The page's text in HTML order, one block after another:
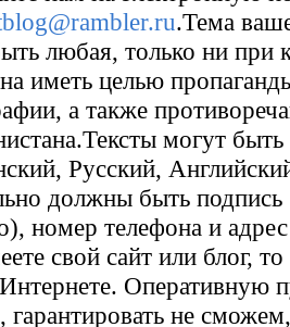
@rambler.ru.Тема
любая, только ни при
иметь целью
а также
Тексты могут
Русский,
должны быть
номер телефона и
свой сайт или блог,
Оперативную
гарантировать не